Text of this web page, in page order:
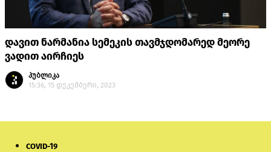
დავით ნარმანია სემეკის თავმჯდომარედ მეორე
ვადით აირჩიეს
პუბლიკა
15:36, 15 დეკემბერი, 2023
COVID-19